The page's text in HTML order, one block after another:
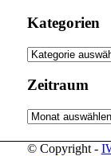
Kategorien
Kategorien
Zeitraum
Zeitraum
© Copyright -